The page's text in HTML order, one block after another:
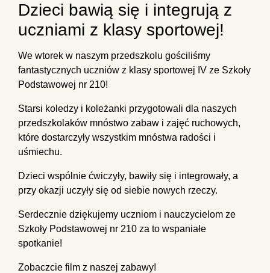
Dzieci bawią się i integrują z
uczniami z klasy sportowej!
We wtorek w naszym przedszkolu gościliśmy
fantastycznych uczniów z klasy sportowej IV ze Szkoły
Podstawowej nr 210!
Starsi koledzy i koleżanki przygotowali dla naszych
przedszkolaków mnóstwo zabaw i zajęć ruchowych,
które dostarczyły wszystkim mnóstwa radości i
uśmiechu.
Dzieci wspólnie ćwiczyły, bawiły się i integrowały, a
przy okazji uczyły się od siebie nowych rzeczy.
Serdecznie dziękujemy uczniom i nauczycielom ze
Szkoły Podstawowej nr 210 za to wspaniałe
spotkanie!
Zobaczcie film z naszej zabawy!